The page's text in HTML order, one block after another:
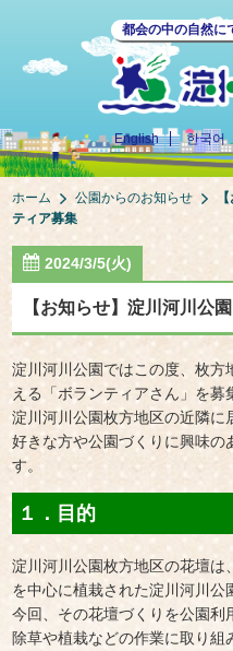
都会の中の自然に
English 한국어
ホーム 公園からのお知らせ
ティア募集
2024/3/5(火)
【お知らせ】淀川河川公
淀川河川公園ではこの度、枚方
える「ボランティアさん」を募
淀川河川公園枚方地区の近隣
好きな方や公園づくりに興味の
す。
１．目的
淀川河川公園枚方地区の花壇
を中心に植栽された淀川河川公
今回、その花壇づくりを公園利
除草や植栽などの作業に取り